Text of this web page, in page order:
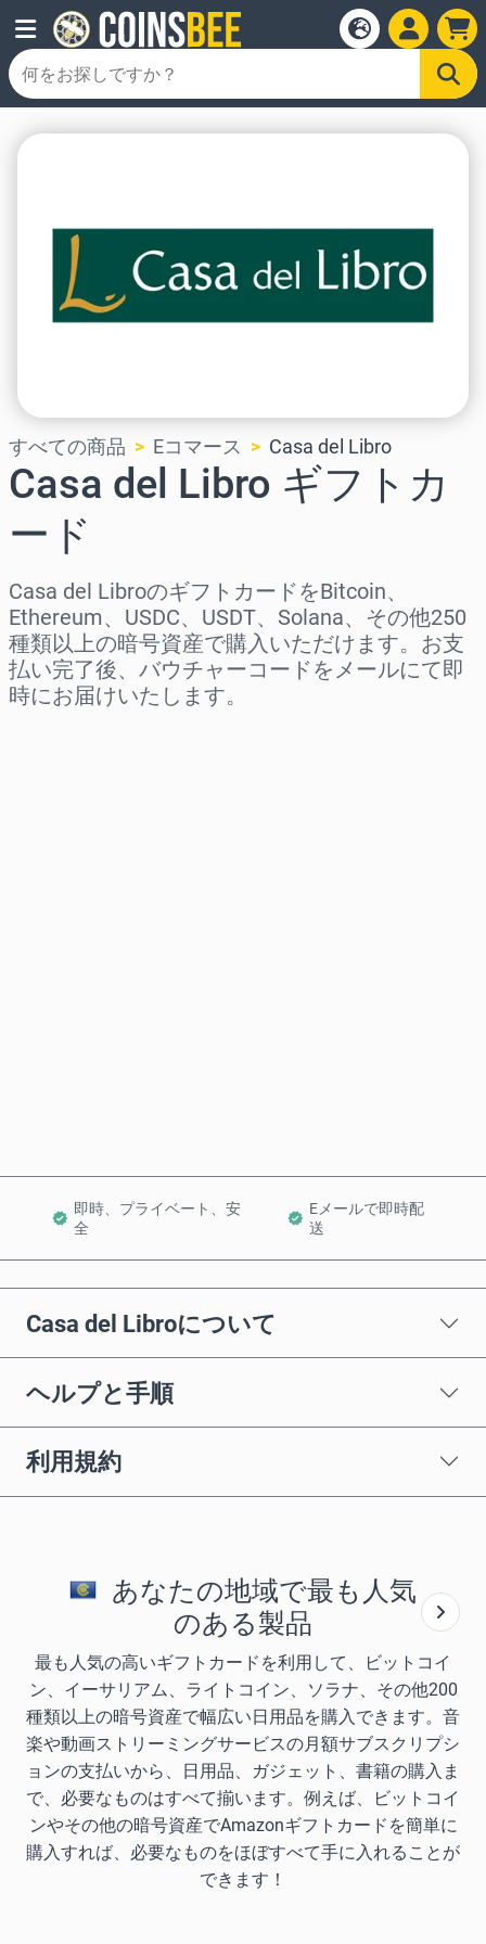
すべての商品 Eコマース Casa del Libro
Casa del Libro ギフトカ
ード
Casa del LibroのギフトカードをBitcoin、
Ethereum、USDC、USDT、Solana、その他250
種類以上の暗号資産で購入いただけます。お支
払い完了後、バウチャーコードをメールにて即
時にお届けいたします。
即時、プライベート、安
全
Eメールで即時配
送
Casa del Libroについて
ヘルプと手順
利用規約
あなたの地域で最も人気
のある製品
最も人気の高いギフトカードを利用して、ビットコイ
ン、イーサリアム、ライトコイン、ソラナ、その他200
種類以上の暗号資産で幅広い日用品を購入できます。音
楽や動画ストリーミングサービスの月額サブスクリプシ
ョンの支払いから、日用品、ガジェット、書籍の購入ま
で、必要なものはすべて揃います。例えば、ビットコイ
ンやその他の暗号資産でAmazonギフトカードを簡単に
購入すれば、必要なものをほぼすべて手に入れることが
できます！